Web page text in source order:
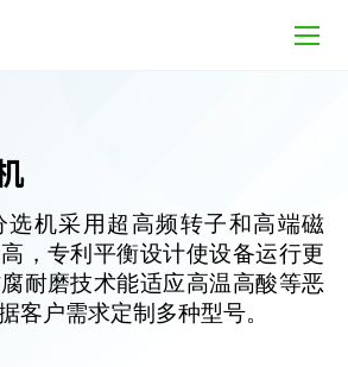
选机采用超高频转子和高端磁
，专利平衡设计使设备运行更
耐磨技术能适应高温高酸等恶
客户需求定制多种型号。